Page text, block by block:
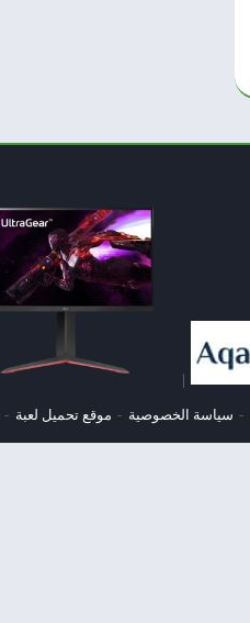
|
سياسة الخصوصية موقع تحميل لعبة